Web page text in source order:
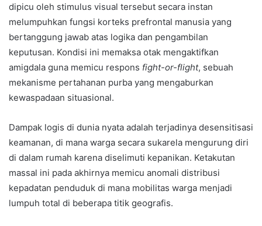
dipicu oleh stimulus visual tersebut secara instan
melumpuhkan fungsi korteks prefrontal manusia yang
bertanggung jawab atas logika dan pengambilan
keputusan. Kondisi ini memaksa otak mengaktifkan
amigdala guna memicu respons fight-or-flight, sebuah
mekanisme pertahanan purba yang mengaburkan
kewaspadaan situasional.
Dampak logis di dunia nyata adalah terjadinya desensitisasi
keamanan, di mana warga secara sukarela mengurung diri
di dalam rumah karena diselimuti kepanikan. Ketakutan
massal ini pada akhirnya memicu anomali distribusi
kepadatan penduduk di mana mobilitas warga menjadi
lumpuh total di beberapa titik geografis.